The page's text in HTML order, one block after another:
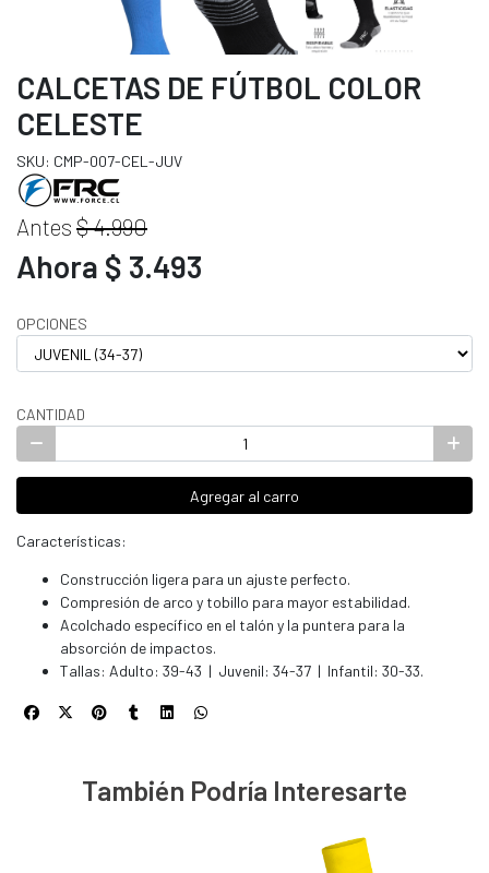
CALCETAS DE FÚTBOL COLOR
CELESTE
SKU: CMP-007-CEL-JUV
Antes $ 4.990
Ahora $ 3.493
OPCIONES
CANTIDAD
Agregar al carro
Características:
Construcción ligera para un ajuste perfecto.
Compresión de arco y tobillo para mayor estabilidad.
Acolchado específico en el talón y la puntera para la
absorción de impactos.
Tallas: Adulto: 39-43 | Juvenil: 34-37 | Infantil: 30-33.
También Podría Interesarte